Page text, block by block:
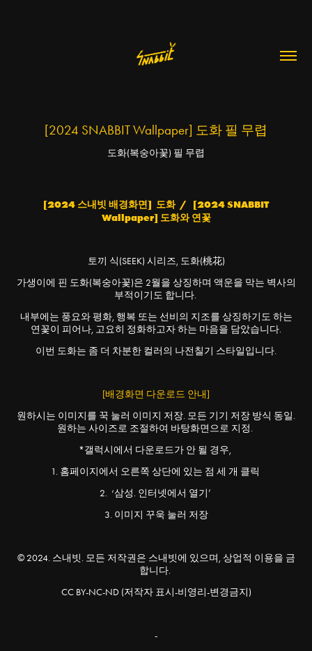
[2024 SNABBIT Wallpaper] 도화 필 무렵
도화(복숭아꽃) 필 무렵
[2024 스내빗 배경화면] 도화 / [2024 SNABBIT
Wallpaper] 도화와 연꽃
토끼 식(SEEK) 시리즈, 도화(桃花)
가생이에 핀 도화(복숭아꽃)은 2월을 상징하며 액운을 막는 벽사의
부적이기도 합니다.
내부에는 풍요와 평화, 행복 또는 선비의 지조를 상징하기도 하는
연꽃이 피어나, 고요히 정화하고자 하는 마음을 담았습니다.
이번 도화는 좀 더 차분한 컬러의 나전칠기 스타일입니다.
[배경화면 다운로드 안내]
원하시는 이미지를 꾹 눌러 이미지 저장. 모든 기기 저장 방식 동일.
원하는 사이즈로 조절하여 바탕화면으로 지정.
*갤럭시에서 다운로드가 안 될 경우,
1. 홈페이지에서 오른쪽 상단에 있는 점 세 개 클릭
2. ‘삼성. 인터넷에서 열기’
3. 이미지 꾸욱 눌러 저장
© 2024. 스내빗. 모든 저작권은 스내빗에 있으며, 상업적 이용을 금
합니다.
CC BY-NC-ND (저작자 표시-비영리-변경금지)
-